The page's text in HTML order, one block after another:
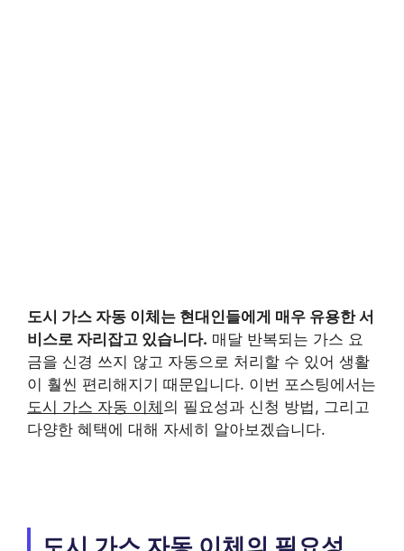
도시 가스 자동 이체 는 현대인들에게 매우 유용한 서
비스로 자리잡고 있습니다. 매달 반복되는 가스 요
금을 신경 쓰지 않고 자동으로 처리할 수 있어 생활
이 훨씬 편리해지기 때문입니다. 이번 포스팅에서는
도시 가스 자동 이체 의 필요성과 신청 방법, 그리고
다양한 혜택에 대해 자세히 알아보겠습니다.